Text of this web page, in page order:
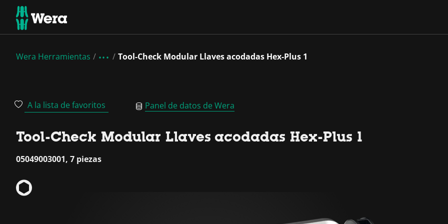
Wera Herramientas Tool-Check Modular Llaves acodadas Hex-Plus 1
A la lista de favoritos Panel de datos de Wera
Tool-Check Modular Llaves acodadas Hex-Plus 1
05049003001, 7 piezas